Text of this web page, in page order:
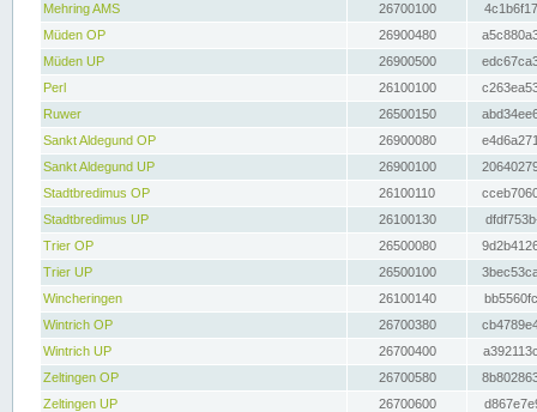
Mehring AMS
26700100
Müden OP
26900480
Müden UP
26900500
Perl
26100100
Ruwer
26500150
Sankt Aldegund OP
26900080
Sankt Aldegund UP
26900100
Stadtbredimus OP
26100110
Stadtbredimus UP
26100130
Trier OP
26500080
Trier UP
26500100
Wincheringen
26100140
Wintrich OP
26700380
Wintrich UP
26700400
Zeltingen OP
26700580
Zeltingen UP
26700600